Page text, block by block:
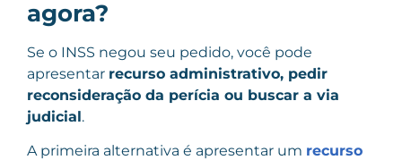
agora?
Se o INSS negou seu pedido, você pode
apresentar recurso administrativo, pedir
reconsideração da perícia ou buscar a via
judicial.
A primeira alternativa é apresentar um recurso